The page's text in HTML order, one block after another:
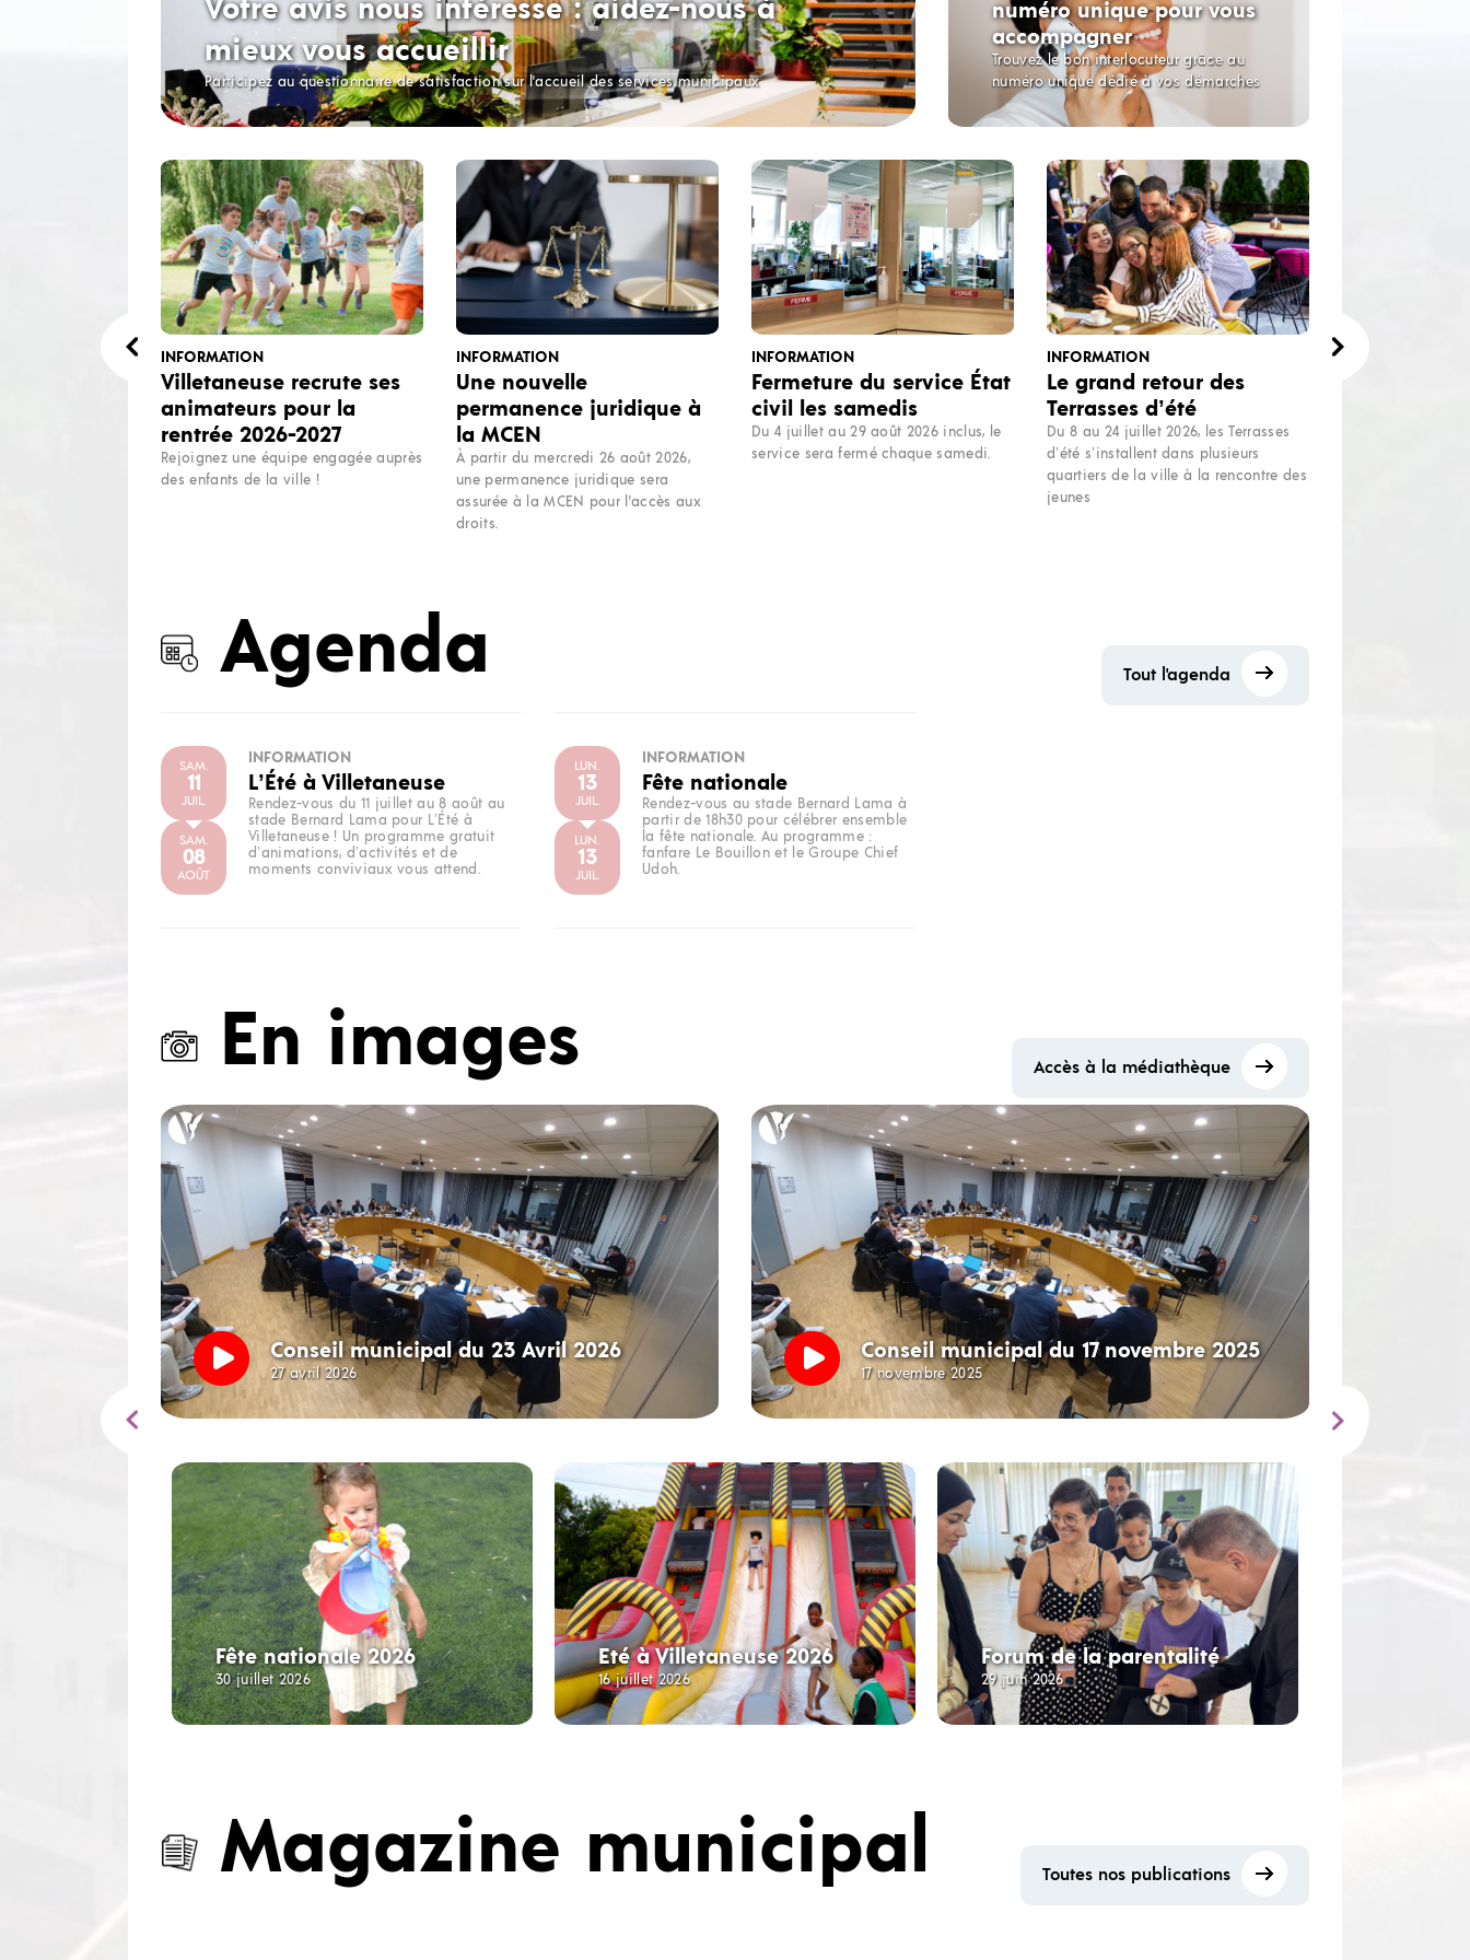
Votre avis nous intéresse : aidez-nous à
mieux vous accueillir
Participez au questionnaire de satisfaction sur l'accueil des services municipaux
numéro unique pour vous
accompagner
Trouvez le bon interlocuteur grâce au
numéro unique dédié à vos démarches
INFORMATION
Villetaneuse recrute ses
animateurs pour la
rentrée 2026-2027
Rejoignez une équipe engagée auprès
des enfants de la ville !
INFORMATION
Une nouvelle
permanence juridique à
la MCEN
À partir du mercredi 26 août 2026,
une permanence juridique sera
assurée à la MCEN pour l'accès aux
droits.
INFORMATION
Fermeture du service État
civil les samedis
Du 4 juillet au 29 août 2026 inclus, le
service sera fermé chaque samedi.
INFORMATION
Le grand retour des
Terrasses d’été
Du 8 au 24 juillet 2026, les Terrasses
d’été s’installent dans plusieurs
quartiers de la ville à la rencontre des
jeunes
Agenda
SAM.
11
JUIL.
SAM.
08
AOÛT
INFORMATION
L’Été à Villetaneuse
Rendez-vous du 11 juillet au 8 août au
stade Bernard Lama pour L’Été à
Villetaneuse ! Un programme gratuit
d’animations, d’activités et de
moments conviviaux vous attend.
LUN.
13
JUIL.
LUN.
13
JUIL.
INFORMATION
Fête nationale
Rendez-vous au stade Bernard Lama à
partir de 18h30 pour célébrer ensemble
la fête nationale. Au programme :
fanfare Le Bouillon et le Groupe Chief
Udoh.
Tout l'agenda
En images
Conseil municipal du 23 Avril 2026
27 avril 2026
Conseil municipal du 17 novembre 2025
17 novembre 2025
Fête nationale 2026
30 juillet 2026
Eté à Villetaneuse 2026
16 juillet 2026
Forum de la parentalité
29 juin 2026
Accès à la médiathèque
Magazine municipal Toutes nos publications